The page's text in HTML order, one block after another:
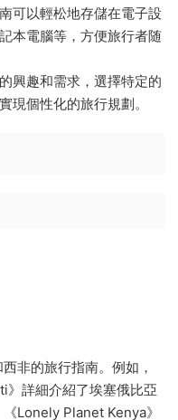
可以輕松地存儲在電子設
本電腦等，方便旅行者随
興趣和需求，選擇特定的
現個性化的旅行規劃。
非的旅行指南。例如，
詳細介紹了埃塞俄比亞
Lonely Planet Kenya》